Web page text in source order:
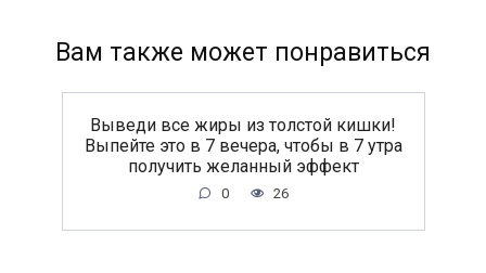
Вам также может понравиться
Выведи все жиры из толстой кишки!
Выпейте это в 7 вечера, чтобы в 7 утра
получить желанный эффект
0 26